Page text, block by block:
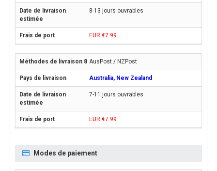
8-13 jours ouvrables
EUR €7.99
AusPost / NZPost
Australia, New Zealand
7-11 jours ouvrables
EUR €7.99
Modes de paiement